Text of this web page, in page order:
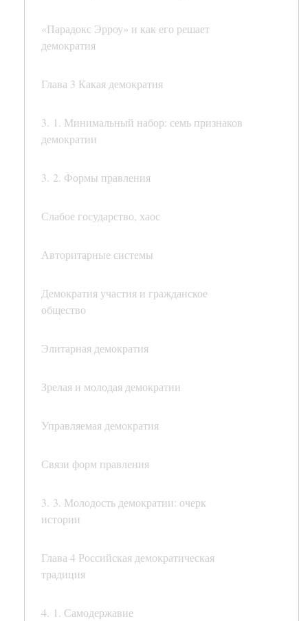
«Парадокс Эрроу» и как его решает
демократия
Глава 3 Какая демократия
3. 1. Минимальный набор: семь признаков
демократии
3. 2. Формы правления
Слабое государство, хаос
Авторитарные системы
Демократия участия и гражданское
общество
Элитарная демократия
Зрелая и молодая демократии
Управляемая демократия
Связи форм правления
3. 3. Молодость демократии: очерк
истории
Глава 4 Российская демократическая
традиция
4. 1. Самодержавие